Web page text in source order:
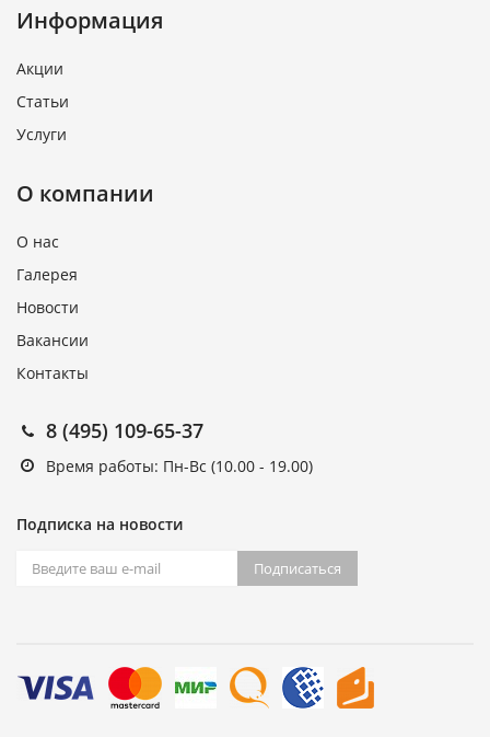
Информация
Акции
Статьи
Услуги
О компании
О нас
Галерея
Новости
Вакансии
Контакты
8 (495) 109-65-37
Время работы: Пн-Вс (10.00 - 19.00)
Подписка на новости
Подписаться